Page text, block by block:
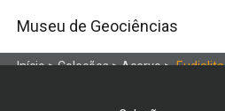
Museu de Geociências
Início>Coleções>Acervo>Eudialita